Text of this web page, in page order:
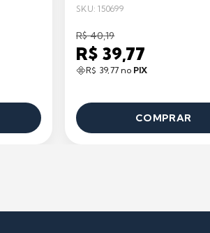
SKU: 150699
R$ 40,19
R$ 39,77
R$ 39,77 no PIX
COMPRAR